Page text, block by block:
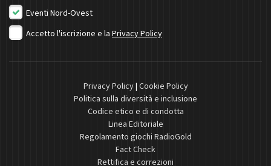
Eventi Nord-Ovest
Accetto l'iscrizione e la Privacy Policy
Privacy Policy| Cookie Policy
Politica sulla diversità e inclusione
Codice etico e di condotta
Linea Editoriale
Regolamento giochi RadioGold
Fact Check
Rettifica e correzioni